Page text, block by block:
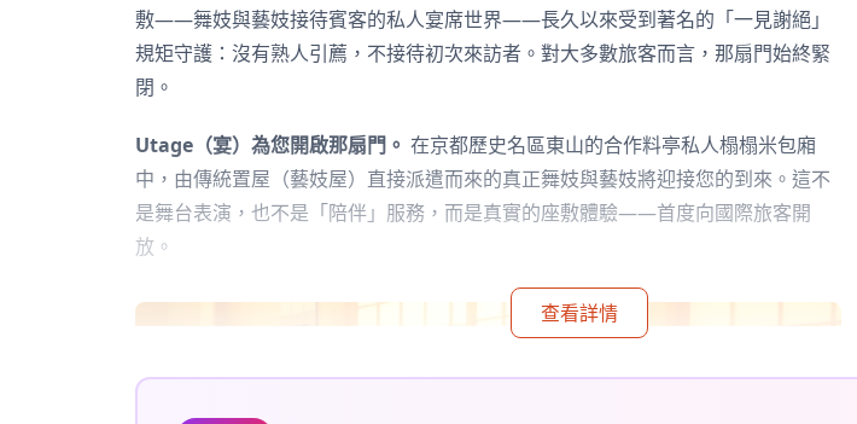
敷——舞妓與藝妓接待賓客的私人宴席世界——長久以來受到著名的「一見謝絕」
規矩守護：沒有熟人引薦，不接待初次來訪者。對大多數旅客而言，那扇門始終緊
閉。
Utage（宴）為您開啟那扇門。 在京都歷史名區東山的合作料亭私人榻榻米包廂
中，由傳統置屋（藝妓屋）直接派遣而來的真正舞妓與藝妓將迎接您的到來。這不
是舞台表演，也不是「陪伴」服務，而是真實的座敷體驗——首度向國際旅客開
放。
查看詳情